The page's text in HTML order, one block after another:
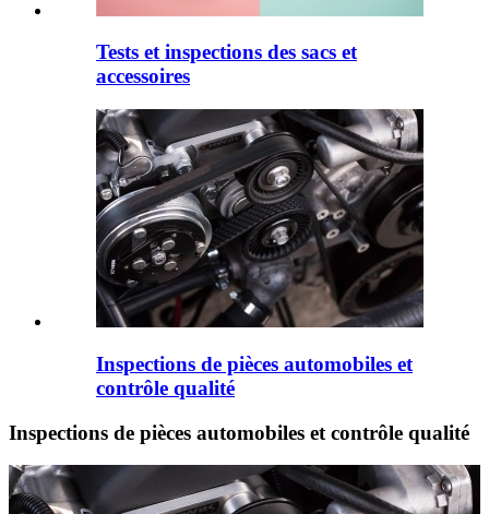
Tests et inspections des sacs et
accessoires
Inspections de pièces automobiles et
contrôle qualité
Inspections de pièces automobiles et contrôle qualité